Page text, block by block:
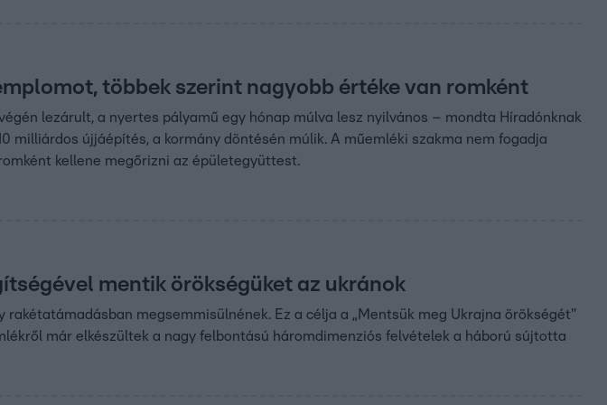
többek szerint nagyobb értéke van romként
lezárult, a nyertes pályamű egy hónap múlva lesz nyilvános – mondta Híradónknak
milliárdos újjáépítés, a kormány döntésén múlik. A műemléki szakma nem fogadja
kellene megőrizni az épületegyüttest.
mentik örökségüket az ukránok
rakétatámadásban megsemmisülnének. Ez a célja a „Mentsük meg Ukrajna örökségét"
már elkészültek a nagy felbontású háromdimenziós felvételek a háború sújtotta